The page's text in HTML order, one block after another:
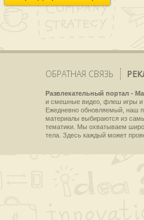
ОБРАТНАЯ СВЯЗЬ
Развлекательный портал -
и смешные видео, флеш игры и
Ежедневно обновляемый, наш
материалы выбираются из
тематики. Мы охватываем
тела. Здесь каждый может